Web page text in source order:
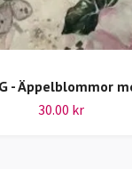
- Äppelblommor
30.00 kr